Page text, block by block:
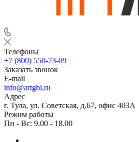
Телефоны
+7 (800) 550-73-09
Заказать звонок
E-mail
info@artgbi.ru
Адрес
г. Тула, ул. Советская, д.67, офис 403А
Режим работы
Пн - Вс: 9.00 - 18.00